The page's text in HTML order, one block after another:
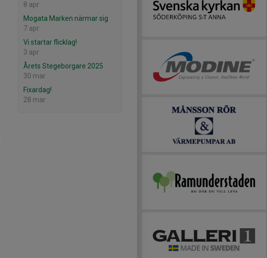
8 apr
Mogata Marken närmar sig
7 apr
Vi startar flicklag!
3 apr
Årets Stegeborgare 2025
30 mar
Fixardag!
28 mar